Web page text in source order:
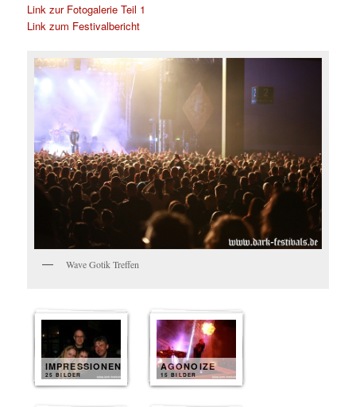
Link zur Fotogalerie Teil 1
Link zum Festivalbericht
Wave Gotik Treffen
IMPRESSIONEN
25 BILDER
AGONOIZE
15 BILDER